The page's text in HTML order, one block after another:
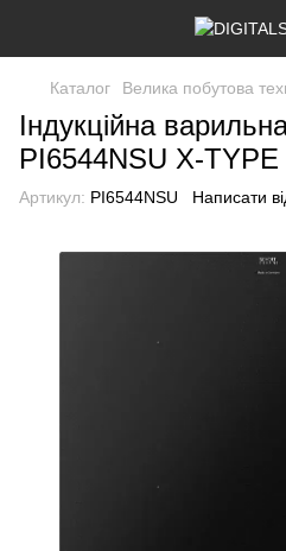
Каталог Велика побутова
Індукційна
PI6544NSU X-TYPE
Артикул: PI6544NSU Написати